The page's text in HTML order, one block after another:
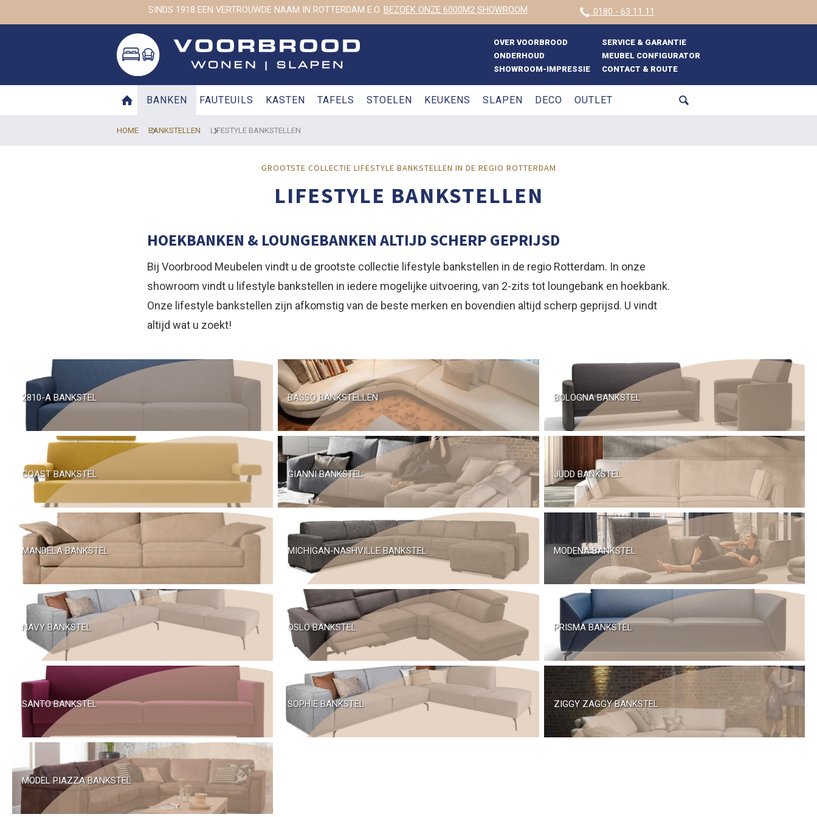
SINDS 1918 EEN VERTROUWDE NAAM IN ROTTERDAM E.O. BEZOEK ONZE 6000M2 SHOWROOM. 0180 - 63 11 11
OVER VOORBROOD
SERVICE & GARANTIE
ONDERHOUD
MEUBEL CONFIGURATOR
SHOWROOM-IMPRESSIE
CONTACT & ROUTE
BANKEN FAUTEUILS KASTEN TAFELS STOELEN KEUKENS SLAPEN DECO OUTLET
HOME BANKSTELLEN LIFESTYLE BANKSTELLEN
LIFESTYLE BANKSTELLEN
GROOTSTE COLLECTIE LIFESTYLE BANKSTELLEN IN DE REGIO ROTTERDAM
HOEKBANKEN & LOUNGEBANKEN ALTIJD SCHERP GEPRIJSD
Bij Voorbrood Meubelen vindt u de grootste collectie lifestyle bankstellen in de regio Rotterdam. In onze
showroom vindt u lifestyle bankstellen in iedere mogelijke uitvoering, van 2-zits tot loungebank en hoekbank.
Onze lifestyle bankstellen zijn afkomstig van de beste merken en bovendien altijd scherp geprijsd. U vindt
altijd wat u zoekt!
2810-A BANKSTEL BASSO BANKSTELLEN BOLOGNA BANKSTEL
COAST BANKSTEL GIANNI BANKSTEL JUDD BANKSTEL
MANDELA BANKSTEL MICHIGAN-NASHVILLE BANKSTEL MODENA BANKSTEL
NAVY BANKSTEL OSLO BANKSTEL PRISMA BANKSTEL
SANTO BANKSTEL SOPHIE BANKSTEL ZIGGY ZAGGY BANKSTEL
MODEL PIAZZA BANKSTEL